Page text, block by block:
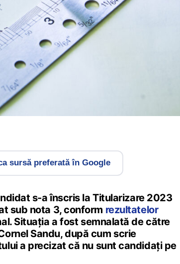
sursă preferată în Google
s-a înscris la Titularizare 2023
sub nota 3, conform rezultatelor
Situația a fost semnalată de către
Sandu, după cum scrie
a precizat că nu sunt candidați pe